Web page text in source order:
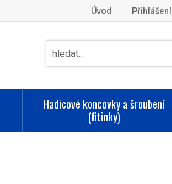
Úvod Přihlášení
Hadicové koncovky a šroubení
(fitinky)